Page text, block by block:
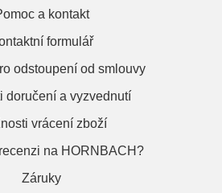
a kontakt
formulář
odstoupení od smlouvy
doručení a vyzvednutí
vrácení zboží
na HORNBACH?
Záruky